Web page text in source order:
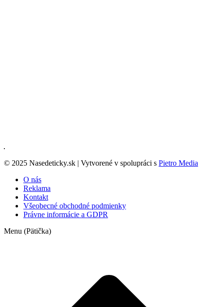
© 2025 Nasedeticky.sk | Vytvorené v spolupráci s Pietro Media
O nás
Reklama
Kontakt
Všeobecné obchodné podmienky
Právne informácie a GDPR
Menu (Pätička)